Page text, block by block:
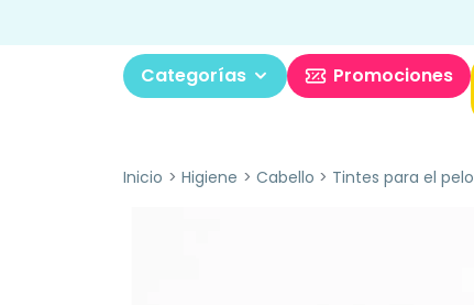
Categorías Promociones
Inicio Higiene Cabello Tintes para el pelo